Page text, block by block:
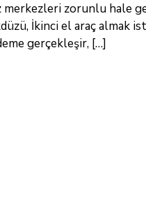
merkezleri zorunlu hale
İkinci el araç almak
gerçekleşir, […]